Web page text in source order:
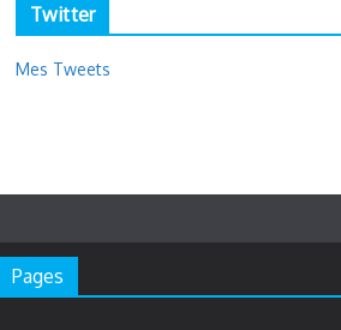
Twitter
Mes Tweets
Pages